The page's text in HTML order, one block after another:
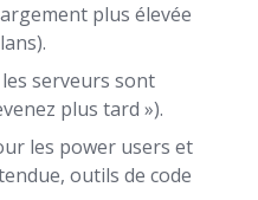
plus élevée
les serveurs sont
plus tard »).
les power users et
outils de code